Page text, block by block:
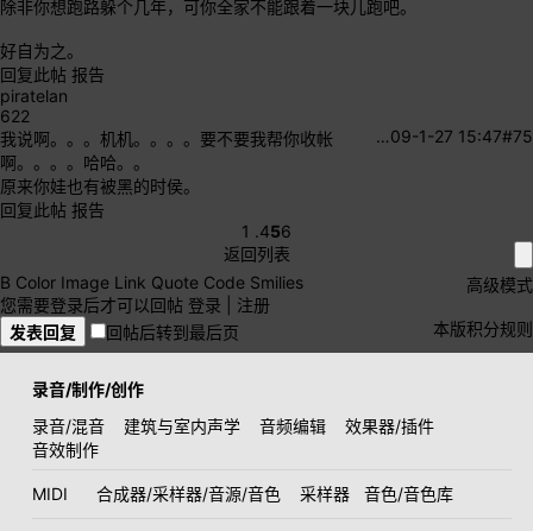
除非你想跑路躲个几年，可你全家不能跟着一块儿跑吧。
好自为之。
回复此帖 报告
piratelan
622
#75
09-1-27 15:47
…
我说啊。。。机机。。。。要不要我帮你收帐
啊。。。。哈哈。。
原来你娃也有被黑的时侯。
回复此帖 报告
1 .456
返回列表
高级模式
B Color Image Link Quote Code Smilies
您需要登录后才可以回帖 登录
注册
本版积分规则
发表回复 回帖后转到最后页
录音/制作/创作
录音/混音
建筑与室内声学 音频编辑
效果器/插件
音效制作
MIDI 合成器/采样器/音源/音色 采样器 音色/音色库